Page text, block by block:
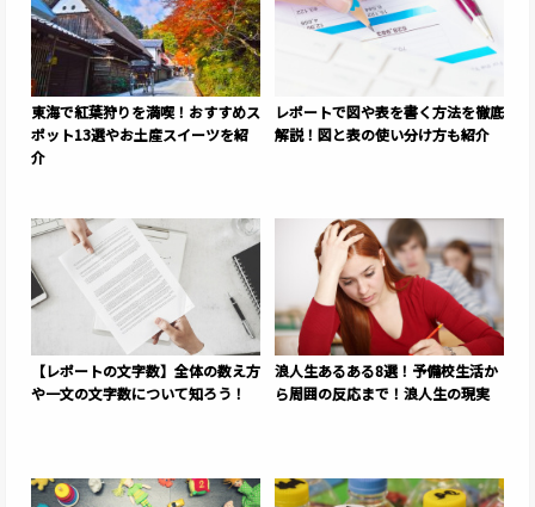
東海で紅葉狩りを満喫！おすすめス
ポット13選やお土産スイーツを紹
介
レポートで図や表を書く方法を徹底
解説！図と表の使い分け方も紹介
【レポートの文字数】全体の数え方
や一文の文字数について知ろう！
浪人生あるある8選！予備校生活か
ら周囲の反応まで！浪人生の現実